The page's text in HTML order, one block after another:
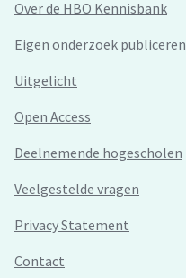
Over de HBO Kennisbank
Eigen onderzoek publiceren
Uitgelicht
Open Access
Deelnemende hogescholen
Veelgestelde vragen
Privacy Statement
Contact